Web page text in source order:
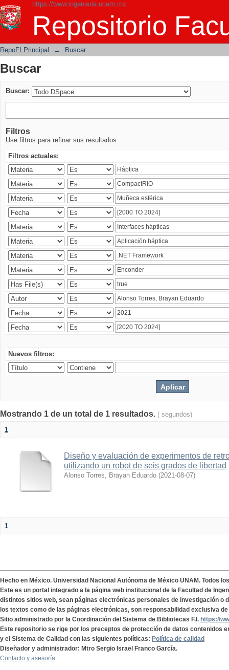
https://www.ingenieria.unam.mx
Repositorio
Buscar
RepoFI Principal → Buscar
Buscar
Buscar:
Filtros
Use filtros para refinar sus resultados.
Filtros actuales:
Nuevos filtros:
Mostrando 1 de un total de 1 resultados. ( segundos)
1
Diseño y evaluación de experimentos de
utilizando un robot de seis grados de libertad
Alonso Torres, Brayan Eduardo (2021-08-07)
1
Hecho en México. Universidad Nacional Autónoma de México UNAM. Todos
Este es un portal integrado a la página web institucional de la Facultad de
distintos sitios web, sean páginas electrónicas personales de investigación o
los textos como de las páginas electrónicas, son responsabilidad exclusiva
Sitio administrado por la Coordinación del Sistema de Bibliotecas F.I. https://
Este repositorio se rige por los preceptos de protección de datos contenidos
y el Sistema de Calidad con las siguientes políticas: Política de calidad
Diseñador y administrador: Mtro Sergio Israel Franco García.
Contacto y asesoría